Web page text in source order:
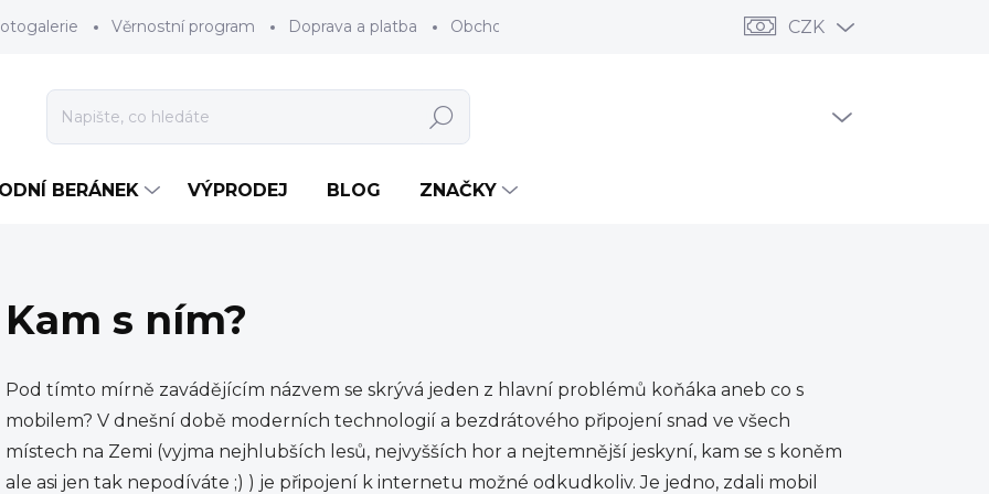
Věrnostní program Doprava a platba Obchodní podmínky Ochrana osobních údajů
CZK
Hledat
BERÁNEK VÝPRODEJ BLOG ZNAČKY
Kam s ním?
Pod tímto mírně zavádějícím názvem se skrývá jeden z hlavní problémů koňáka aneb co s
mobilem? V dnešní době moderních technologií a bezdrátového připojení snad ve všech
místech na Zemi (vyjma nejhlubších lesů, nejvyšších hor a nejtemnější jeskyní, kam se s koněm
ale asi jen tak nepodíváte ;) ) je připojení k internetu možné odkudkoliv. Je jedno, zdali mobil